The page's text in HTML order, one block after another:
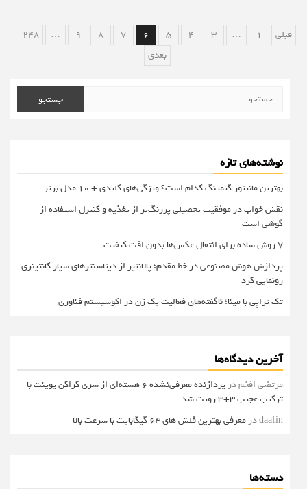
صفحه‌بندی
قبلی 1
…
3
4
5
6
7
8
9
…
248
بعدی
برای:
نوشته‌های تازه
بهترین مانیتور گیمینگ کدام است؟ ویژگی‌های کلیدی + 10 مدل برتر
نقش خواب در موفقیت تحصیلی پررنگ‌تر از تغذیه و کنترل استفاده از
گوشی است
۷ روش ساده برای انتقال عکس‌ها بدون افت کیفیت
پردازش هوش مصنوعی در خط مقدم؛ پالانتیر از دیتاسنترهای سیار کانتینری
رونمایی کرد
تک تراپی با مینا؛ ناگفته‌های فعالیت یک زن در اکوسیستم فناوری
آخرین دیدگاه‌ها
مرتضی افخمدر
پردازنده معرفی‌نشده 6 هسته‌ای از سری کراکن پوینت با
ترکیب عجیب 3+3 رویت شد
daafinدر معرفی بهترین فلش های 64 گیگابایت با سرعت بالا
دسته‌ها